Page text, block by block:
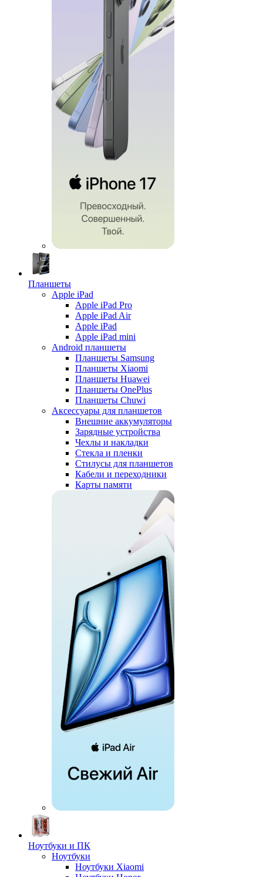
Планшеты
Apple iPad
Apple iPad Pro
Apple iPad Air
Apple iPad
Apple iPad mini
Android планшеты
Планшеты Samsung
Планшеты Xiaomi
Планшеты Huawei
Планшеты OnePlus
Планшеты Chuwi
Аксессуары для планшетов
Внешние аккумуляторы
Зарядные устройства
Чехлы и накладки
Стекла и пленки
Стилусы для планшетов
Кабели и переходники
Карты памяти
Ноутбуки и ПК
Ноутбуки
Ноутбуки Xiaomi